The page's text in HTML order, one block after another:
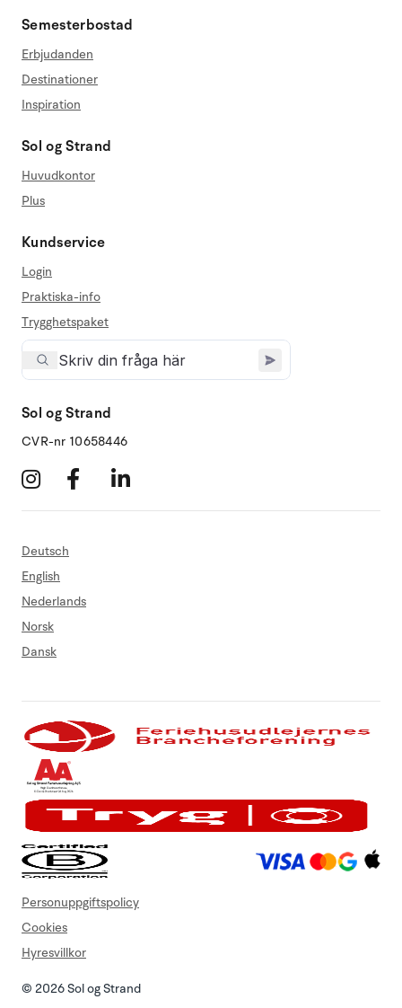
Semesterbostad
Erbjudanden
Destinationer
Inspiration
Sol og Strand
Huvudkontor
Plus
Kundservice
Login
Praktiska-info
Trygghetspaket
Sol og Strand
CVR-nr 10658446
Deutsch
English
Nederlands
Norsk
Dansk
© 2026 Sol og Strand
Personuppgiftspolicy
Cookies
Hyresvillkor